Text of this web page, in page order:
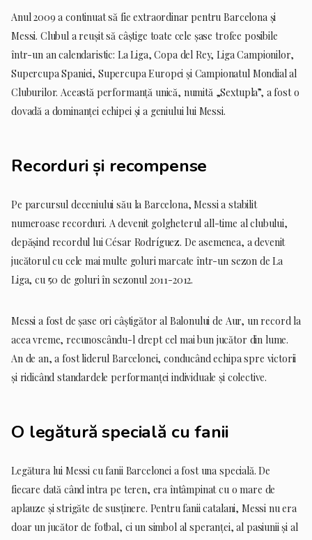
Anul 2009 a continuat să fie extraordinar pentru Barcelona și
Messi. Clubul a reușit să câștige toate cele șase trofee posibile
într-un an calendaristic: La Liga, Copa del Rey, Liga Campionilor,
Supercupa Spaniei, Supercupa Europei și Campionatul Mondial al
Cluburilor. Această performanță unică, numită „Sextupla”, a fost o
dovadă a dominanței echipei și a geniului lui Messi.
Recorduri și recompense
Pe parcursul deceniului său la Barcelona, Messi a stabilit
numeroase recorduri. A devenit golgheterul all-time al clubului,
depășind recordul lui César Rodríguez. De asemenea, a devenit
jucătorul cu cele mai multe goluri marcate într-un sezon de La
Liga, cu 50 de goluri în sezonul 2011-2012.
Messi a fost de șase ori câștigător al Balonului de Aur, un record la
acea vreme, recunoscându-l drept cel mai bun jucător din lume.
An de an, a fost liderul Barcelonei, conducând echipa spre victorii
și ridicând standardele performanței individuale și colective.
O legătură specială cu fanii
Legătura lui Messi cu fanii Barcelonei a fost una specială. De
fiecare dată când intra pe teren, era întâmpinat cu o mare de
aplauze și strigăte de susținere. Pentru fanii catalani, Messi nu era
doar un jucător de fotbal, ci un simbol al speranței, al pasiunii și al